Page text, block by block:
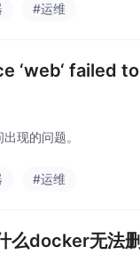
#运维
‘web‘
现的问题。
#运维
么docker无法